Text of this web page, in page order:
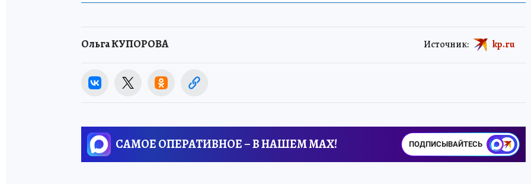
Ольга КУПОРОВА Источник: kp.ru
САМОЕ ОПЕРАТИВНОЕ – В НАШЕМ MAX! ПОДПИСЫВАЙТЕСЬ